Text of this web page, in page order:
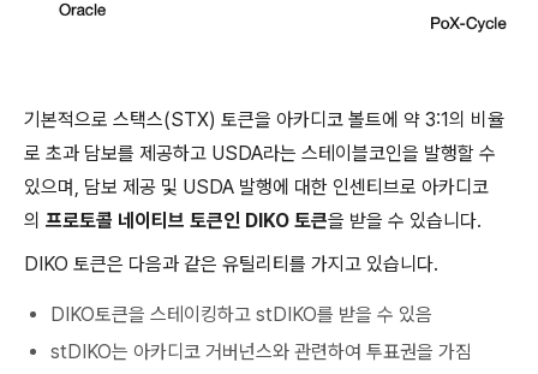
기본적으로 스택스(STX) 토큰을 아카디코 볼트에 약 3:1의 비율
로 초과 담보를 제공하고 USDA라는 스테이블코인을 발행할 수
있으며, 담보 제공 및 USDA 발행에 대한 인센티브로 아카디코
의 프로토콜 네이티브 토큰인 DIKO 토큰을 받을 수 있습니다.
DIKO 토큰은 다음과 같은 유틸리티를 가지고 있습니다.
DIKO토큰을 스테이킹하고 stDIKO를 받을 수 있음
stDIKO는 아카디코 거버넌스와 관련하여 투표권을 가짐